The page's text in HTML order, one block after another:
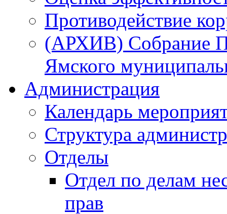
Противодействие
(АРХИВ) Собрание
Ямского
Администрация
Календарь
Структура
Отделы
Отдел по делам
прав